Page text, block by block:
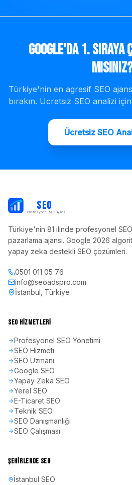
Google'da 1. Sıraya
Türkiye'nin en agresif SEO
bırakın. Ücretsiz SEO analizi
Ücretsiz SEO
SEO
Profesyonel SEO Ajansı
Türkiye'nin 81 ilinde profesyonel
pazarlama ajansı. Google 2026
yapay zeka destekli SEO çözümleri.
0501 011 05 76
info@seoadspro.com
İstanbul, Türkiye
SEO HIZMETLERI
Profesyonel SEO Yönetimi
SEO Hizmeti
SEO Uzmanı
Google SEO
Yapay Zeka SEO
Yerel SEO
E-Ticaret SEO
Teknik SEO
SEO Danışmanlığı
SEO Çalışması
ŞEHIRLERDE SEO
İstanbul SEO